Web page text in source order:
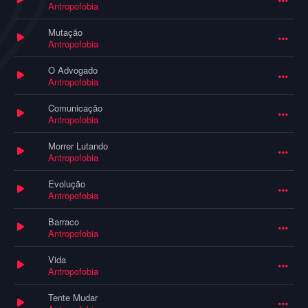
Antropofobia
Mutação
Antropofobia
O Advogado
Antropofobia
Comunicação
Antropofobia
Morrer Lutando
Antropofobia
Evolução
Antropofobia
Barraco
Antropofobia
Vida
Antropofobia
Tente Mudar